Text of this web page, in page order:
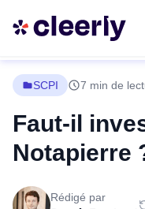
SCPI 7 min de
Faut-il
Notapierre
Rédigé par